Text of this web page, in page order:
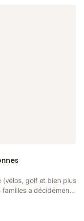
(vélos, golf et bien plus
a décidément
de
le trajet de 6